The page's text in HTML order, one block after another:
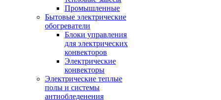
Промышленные
Бытовые электрические
обогреватели
Блоки управления
для электрических
конвекторов
Электрические
конвекторы
Электрические теплые
полы и системы
антиобледенения